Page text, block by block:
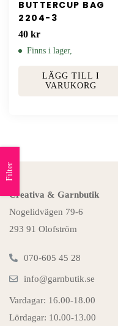
Filter
BUTTERCUP BAG
2204-3
40 kr
Finns i lager,
LÄGG TILL I
VARUKORG
Creativa & Garnbutik
Nogelidvägen 79-6
293 91 Olofström
070-605 45 28
info@garnbutik.se
Vardagar: 16.00-18.00
Lördagar: 10.00-13.00